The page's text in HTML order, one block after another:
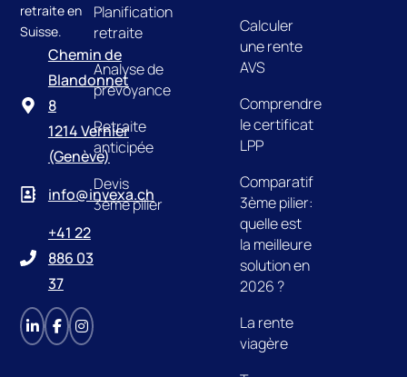
retraite en
Suisse.
Chemin de
Blandonnet
8
1214 Vernier
(Genève)
info@invexa.ch
+41 22
886 03
37
Planification
retraite
Analyse de
prévoyance
Retraite
anticipée
Devis
3ème pilier
Calculer
une rente
AVS
Comprendre
le certificat
LPP
Comparatif
3ème pilier:
quelle est
la meilleure
solution en
2026 ?
La rente
viagère